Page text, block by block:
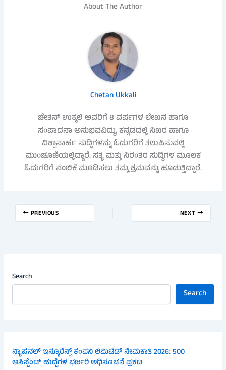
About The Author
Chetan Ukkali
ಚೇತನ್ ಉಕ್ಕಲಿ ಅವರಿಗೆ 8 ವರ್ಷಗಳ ಲೇಖನ ಹಾಗೂ
ಸಂಪಾದನಾ ಅನುಭವವಿದ್ದು, ಕನ್ನಡದಲ್ಲಿ ನಿಖರ ಹಾಗೂ
ವಿಶ್ವಾಸಾರ್ಹ ಸುದ್ದಿಗಳನ್ನು ಓದುಗರಿಗೆ ತಲುಪಿಸುವಲ್ಲಿ
ಮುಂಚೂಣಿಯಲ್ಲಿದ್ದಾರೆ. ಸತ್ಯ ಮತ್ತು ನಿರಂತರ ಸುದ್ದಿಗಳ ಮೂಲಕ
ಓದುಗರಿಗೆ ನಂಬಿಕೆ ಮೂಡಿಸಲು ತಮ್ಮ ಶ್ರಮವನ್ನು ಹೂಡುತ್ತಿದ್ದಾರೆ.
PREVIOUS NEXT
Search
Search
ನ್ಯಾಷನಲ್ ಇನ್ಶೂರೆನ್ಸ್ ಕಂಪನಿ ಲಿಮಿಟೆಡ್ ನೇಮಕಾತಿ 2026: 500
ಅಸಿಸ್ಟೆಂಟ್ ಹುದ್ದೆಗಳ ಭರ್ಜರಿ ಅಧಿಸೂಚನೆ ಪ್ರಕಟ